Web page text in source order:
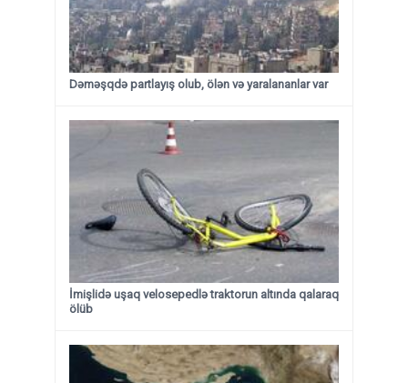
Dəməşqdə partlayış olub, ölən və yaralananlar var
İmişlidə uşaq velosepedlə traktorun altında qalaraq
ölüb